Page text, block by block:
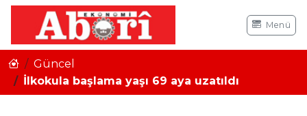
Menü
Güncel
İlkokula başlama yaşı 69 aya uzatıldı